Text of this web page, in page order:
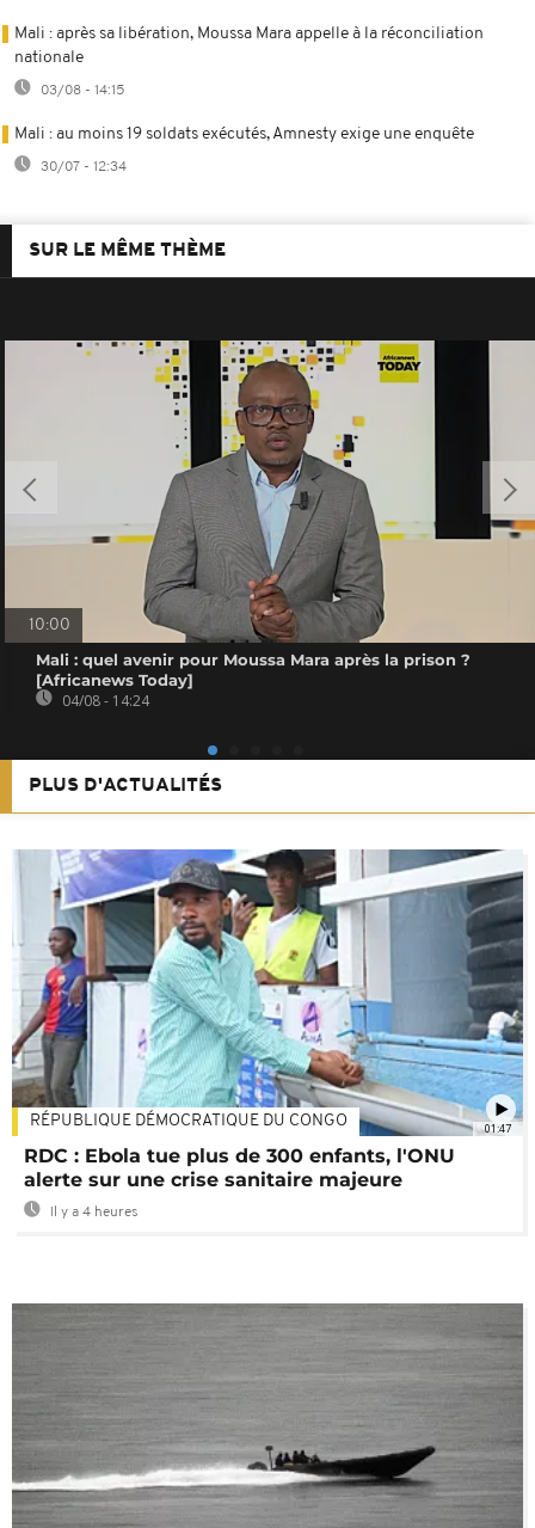
Mali : après sa libération, Moussa Mara appelle à la réconciliation
nationale
03/08 - 14:15
Mali : au moins 19 soldats exécutés, Amnesty exige une enquête
30/07 - 12:34
SUR LE MÊME THÈME
10:00
Mali : quel avenir pour Moussa Mara après la prison ?
[Africanews Today]
04/08 - 14:24
PLUS D'ACTUALITÉS
01:47
RÉPUBLIQUE DÉMOCRATIQUE DU CONGO
RDC : Ebola tue plus de 300 enfants, l'ONU
alerte sur une crise sanitaire majeure
Il y a 4 heures